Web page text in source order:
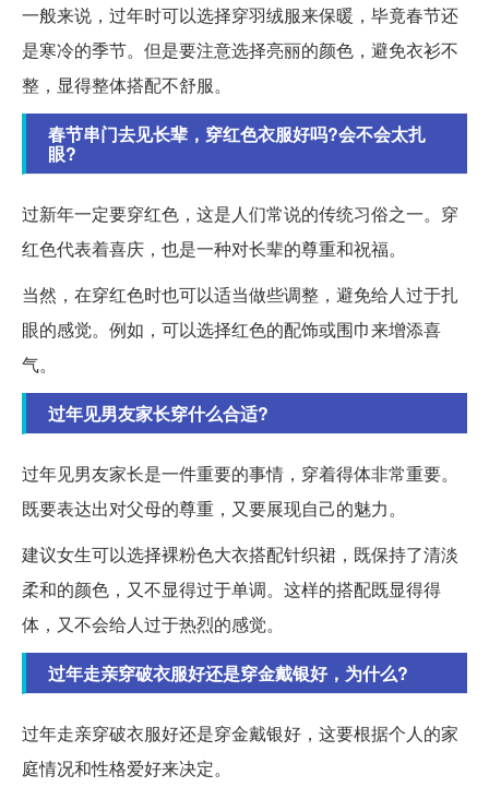
一般来说，过年时可以选择穿羽绒服来保暖，毕竟春节还
是寒冷的季节。但是要注意选择亮丽的颜色，避免衣衫不
整，显得整体搭配不舒服。
春节串门去见长辈，穿红色衣服好吗?会不会太扎
眼?
过新年一定要穿红色，这是人们常说的传统习俗之一。穿
红色代表着喜庆，也是一种对长辈的尊重和祝福。
当然，在穿红色时也可以适当做些调整，避免给人过于扎
眼的感觉。例如，可以选择红色的配饰或围巾来增添喜
气。
过年见男友家长穿什么合适?
过年见男友家长是一件重要的事情，穿着得体非常重要。
既要表达出对父母的尊重，又要展现自己的魅力。
建议女生可以选择裸粉色大衣搭配针织裙，既保持了清淡
柔和的颜色，又不显得过于单调。这样的搭配既显得得
体，又不会给人过于热烈的感觉。
过年走亲穿破衣服好还是穿金戴银好，为什么?
过年走亲穿破衣服好还是穿金戴银好，这要根据个人的家
庭情况和性格爱好来决定。